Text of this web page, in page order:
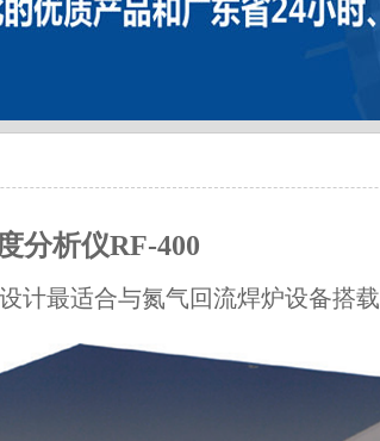
RF-400
计最适合与氮气回流焊炉设备搭载